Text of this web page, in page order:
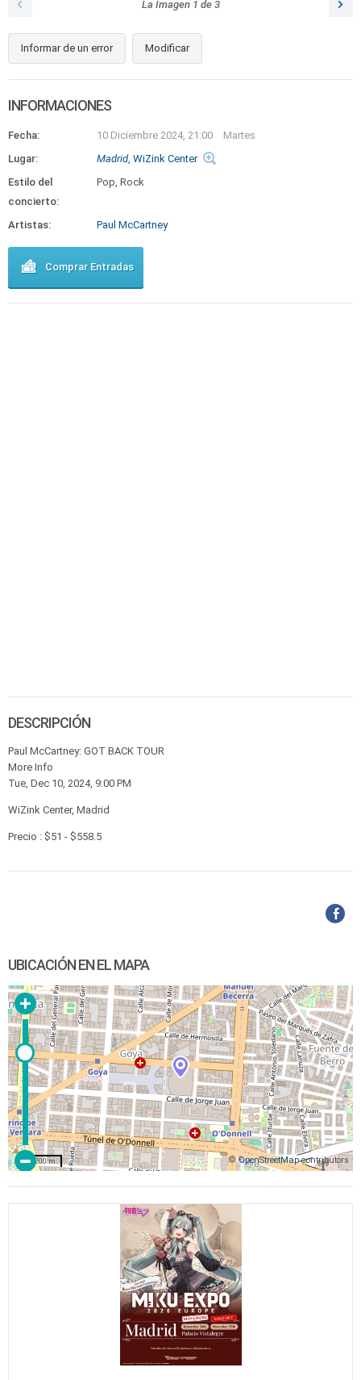
La Imagen 1 de 3
Informar de un error Modificar
INFORMACIONES
Fecha: 10 Diciembre 2024, 21:00
Martes
Lugar:
Madrid, WiZink Center
Estilo del
concierto:
Pop, Rock
Artistas: Paul McCartney
Comprar Entradas
DESCRIPCIÓN
Paul McCartney: GOT BACK TOUR
More Info
Tue, Dec 10, 2024, 9:00 PM
WiZink Center, Madrid
Precio : $51 - $558.5
UBICACIÓN EN EL MAPA
©OpenStreetMapcontributors
200 m